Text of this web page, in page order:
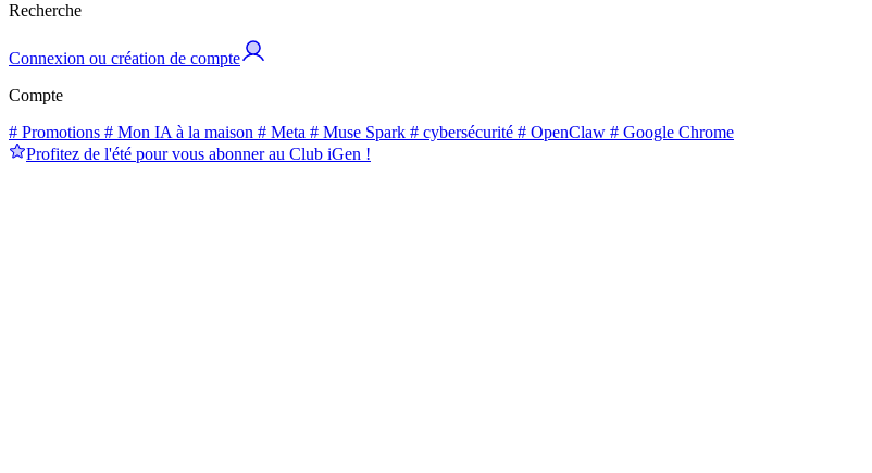
Recherche
Connexion ou création de compte
Compte
# Promotions # Mon IA à la maison # Meta # Muse Spark # cybersécurité # OpenClaw # Google Chrome
Profitez de l'été pour vous abonner au Club iGen !